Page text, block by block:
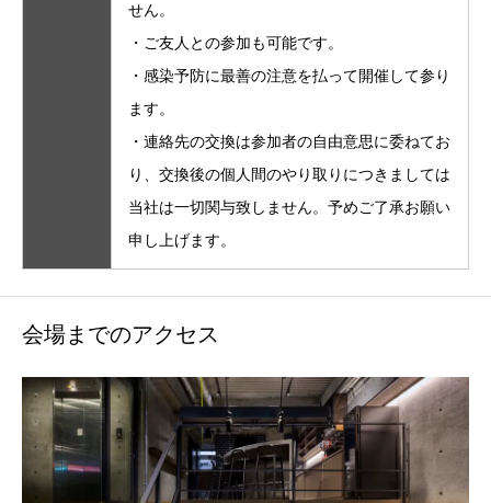
せん。
・ご友人との参加も可能です。
・感染予防に最善の注意を払って開催して参り
ます。
・連絡先の交換は参加者の自由意思に委ねてお
り、交換後の個人間のやり取りにつきましては
当社は一切関与致しません。予めご了承お願い
申し上げます。
会場までのアクセス